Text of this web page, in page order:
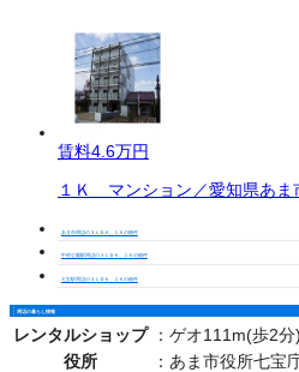
賃料4.6万円
１Ｋ マンション／愛知県あま
あま市周辺の３ＬＤＫ、１Ｋの物件
中村公園駅周辺の３ＬＤＫ、１Ｋの物件
七宝駅周辺の３ＬＤＫ、１Ｋの物件
周辺の暮らし情報
レンタルショップ ： ゲオ111m(歩2分)
役所
： あま市役所七宝